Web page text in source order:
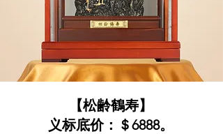
【松齢鶴寿】
义标底价：＄6888。